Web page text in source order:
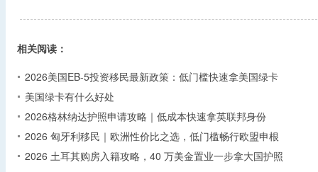
相关阅读：
2026美国EB-5投资移民最新政策：低门槛快速拿美国绿卡
美国绿卡有什么好处
2026格林纳达护照申请攻略｜低成本快速拿英联邦身份
2026 匈牙利移民｜欧洲性价比之选，低门槛畅行欧盟申根
2026 土耳其购房入籍攻略，40 万美金置业一步拿大国护照